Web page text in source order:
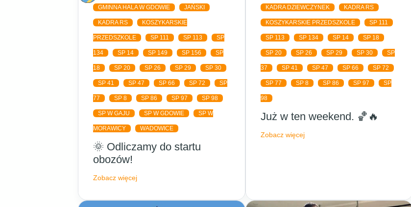
GMINNA HALA W GDOWIE JAŃSKI
KADRA RS KOSZYKARSKIE
PRZEDSZKOLE SP 111 SP 113 SP
134 SP 14 SP 149 SP 156 SP
18 SP 20 SP 26 SP 29 SP 30
SP 41 SP 47 SP 66 SP 72 SP
77 SP 8 SP 86 SP 97 SP 98
SP W GAJU SP W GDOWIE SP W
MORAWICY WADOWICE
🌞 Odliczamy do startu
obozów!
Zobacz więcej
KADRA DZIEWCZYNEK KADRA RS
KOSZYKARSKIE PRZEDSZKOLE SP 111
SP 113 SP 134 SP 14 SP 18
SP 20 SP 26 SP 29 SP 30 SP
37 SP 41 SP 47 SP 66 SP 72
SP 77 SP 8 SP 86 SP 97 SP
98
Już w ten weekend. 🏀🔥
Zobacz więcej